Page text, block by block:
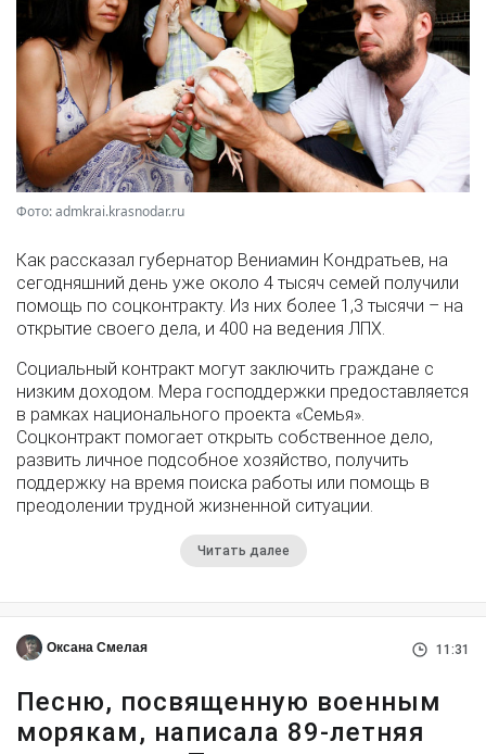
Фото: admkrai.krasnodar.ru
Как рассказал губернатор Вениамин Кондратьев, на
сегодняшний день уже около 4 тысяч семей получили
помощь по соцконтракту. Из них более 1,3 тысячи – на
открытие своего дела, и 400 на ведения ЛПХ.
Социальный контракт могут заключить граждане с
низким доходом. Мера господдержки предоставляется
в рамках национального проекта «Семья».
Соцконтракт помогает открыть собственное дело,
развить личное подсобное хозяйство, получить
поддержку на время поиска работы или помощь в
преодолении трудной жизненной ситуации.
Читать далее
Оксана Смелая 11:31
Песню, посвященную военным
морякам, написала 89-летняя